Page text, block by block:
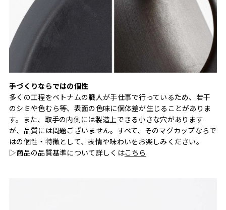
手づくりならではの個性
多くの工程をベトナムの職人が手仕事で行っているため、若干
のシミや色むら等、表面の色味に個体差が生じることがありま
す。また、取手の内側には製造上できる小さな穴があります
が、品質には問題ございません。すべて、そのマグカップならで
はの個性・特徴として、表情や味わいをお楽しみください。
▷商品の品質基準について詳しくはこちら